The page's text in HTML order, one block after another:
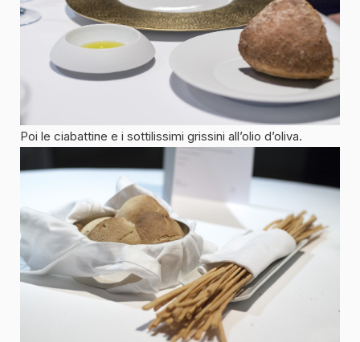
Poi le ciabattine e i sottilissimi grissini all’olio d’oliva.